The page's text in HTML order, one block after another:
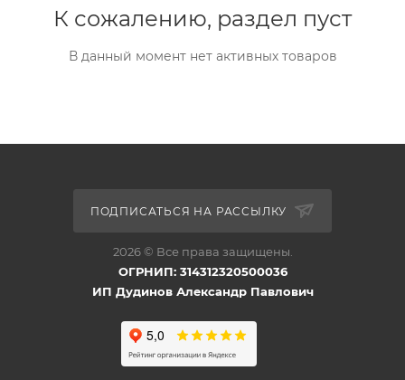
К сожалению, раздел пуст
В данный момент нет активных товаров
ПОДПИСАТЬСЯ НА РАССЫЛКУ
2026 © Все права защищены.
ОГРНИП: 314312320500036
ИП Дудинов Александр Павлович